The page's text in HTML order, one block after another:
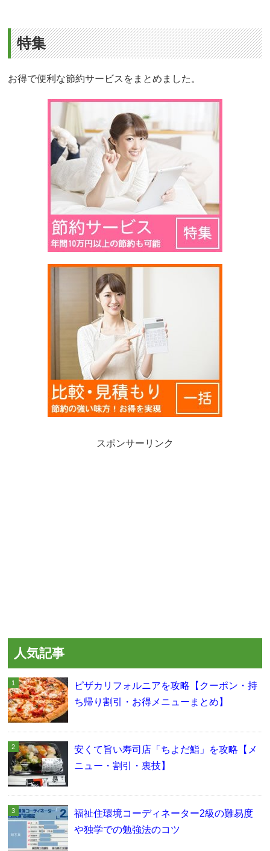
特集
お得で便利な節約サービスをまとめました。
スポンサーリンク
人気記事
ピザカリフォルニアを攻略【クーポン・持
ち帰り割引・お得メニューまとめ】
安くて旨い寿司店「ちよだ鮨」を攻略【メ
ニュー・割引・裏技】
福祉住環境コーディネーター2級の難易度
や独学での勉強法のコツ